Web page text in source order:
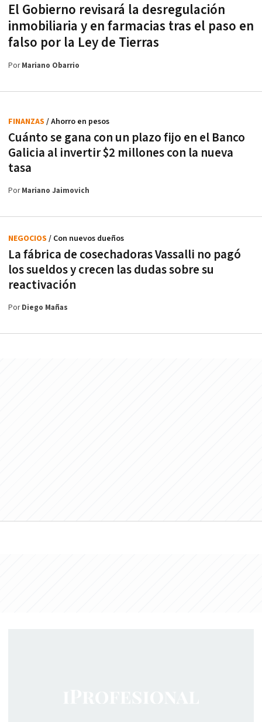
El Gobierno revisará la desregulación
inmobiliaria y en farmacias tras el paso en
falso por la Ley de Tierras
PorMariano Obarrio
Cuánto se gana con un plazo fijo en el Banco
Galicia al invertir $2 millones con la nueva
tasa
FINANZAS / Ahorro en pesos
PorMariano Jaimovich
La fábrica de cosechadoras Vassalli no pagó
los sueldos y crecen las dudas sobre su
reactivación
NEGOCIOS / Con nuevos dueños
PorDiego Mañas